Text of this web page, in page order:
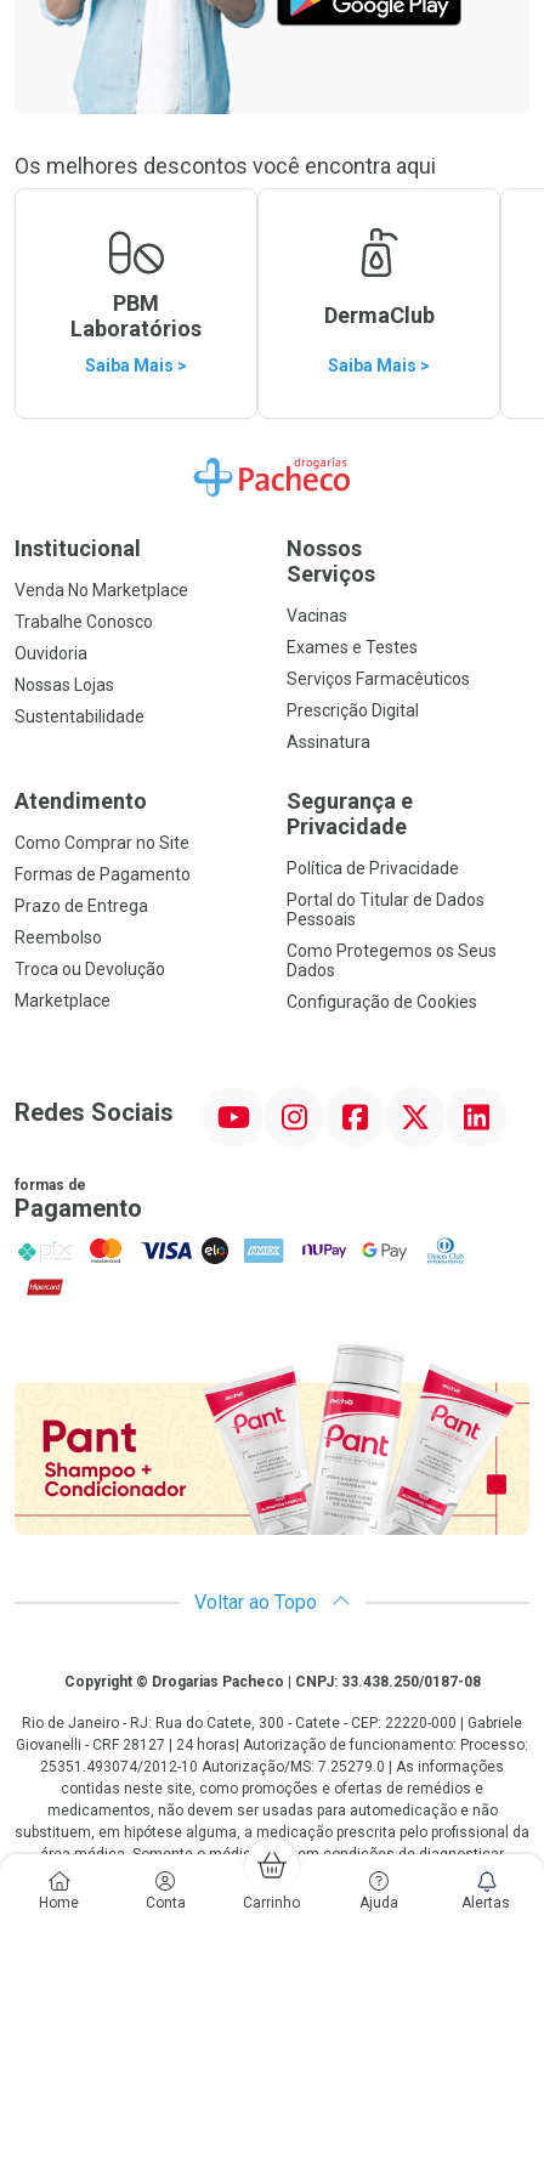
Home Conta Carrinho Ajuda Alertas
Os melhores descontos você encontra aqui
PBM
Laboratórios
Saiba Mais >
DermaClub
Saiba Mais >
Ir para a Home
Institucional
Venda No Marketplace
Trabalhe Conosco
Ouvidoria
Nossas Lojas
Sustentabilidade
Nossos
Serviços
Vacinas
Exames e Testes
Serviços Farmacêuticos
Prescrição Digital
Assinatura
Atendimento
Como Comprar no Site
Formas de Pagamento
Prazo de Entrega
Reembolso
Troca ou Devolução
Marketplace
Segurança e
Privacidade
Política de Privacidade
Portal do Titular de Dados
Pessoais
Como Protegemos os Seus
Dados
Configuração de Cookies
Redes Sociais InstagramFacebookTwitter Linkedin
formas de
Pagamento
PIX MasterCard
VISA ELO AMEX NuPay Google PayDiners Club
Hipercard
Voltar ao Topo
CopyrightCopyright © Drogarias Pacheco | CNPJ: 33.438.250/0187-08
Rio de Janeiro - RJ: Rua do Catete, 300 - Catete - CEP: 22220-000 | Gabriele
Giovanelli - CRF 28127 | 24 horas| Autorização de funcionamento: Processo:
25351.493074/2012-10 Autorização/MS: 7.25279.0 | As informações
contidas neste site, como promoções e ofertas de remédios e
medicamentos, não devem ser usadas para automedicação e não
substituem, em hipótese alguma, a medicação prescrita pelo profissional da
área médica. Somente o médico está em condições de diagnosticar
qualquer problema de saúde e prescrever o tratamento adequado. Os
preços e as promoções são válidos apenas para compras via internet. As